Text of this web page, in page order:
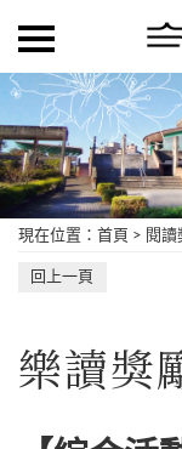
現在位置 ： 首頁 > 閱讀
回上一頁
樂讀獎